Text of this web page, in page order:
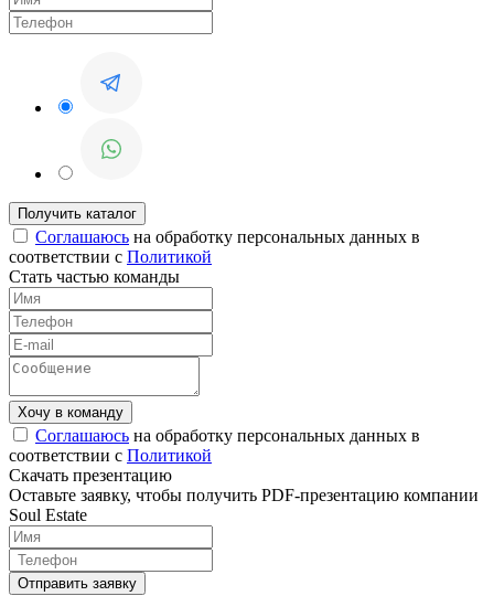
Соглашаюсь на обработку персональных данных в
соответствии с Политикой
Стать частью команды
Соглашаюсь на обработку персональных данных в
соответствии с Политикой
Скачать презентацию
Оставьте заявку, чтобы получить PDF-презентацию компании
Soul Estate